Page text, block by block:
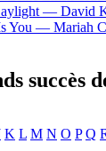
— David
You — Mariah
succès
K L M N O P Q